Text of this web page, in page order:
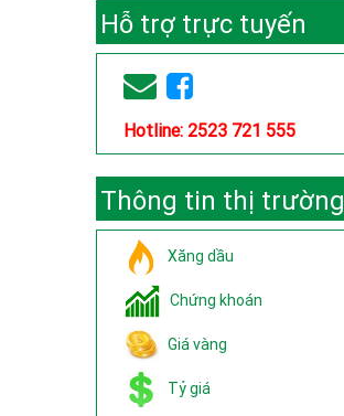
Hỗ trợ trực tuyến
Hotline: 2523 721 555
Thông tin thị trường
Xăng dầu
Chứng khoán
Giá vàng
Tỷ giá